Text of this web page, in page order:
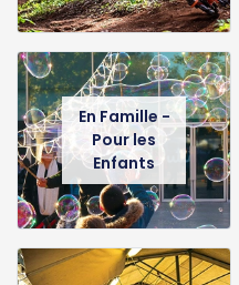
En Famille -
Pour les
Enfants